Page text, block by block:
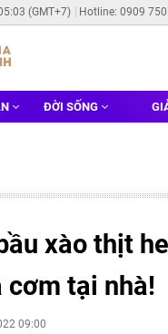
(GMT+7) Hotline: 0909
ĐỜI SỐNG
xào thịt
cơm tại nhà!
09:00